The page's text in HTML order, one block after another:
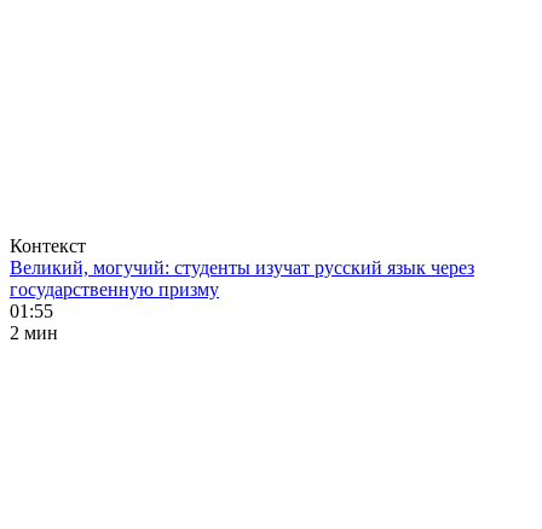
Контекст
Великий, могучий: студенты изучат русский язык через
государственную призму
01:55
2 мин